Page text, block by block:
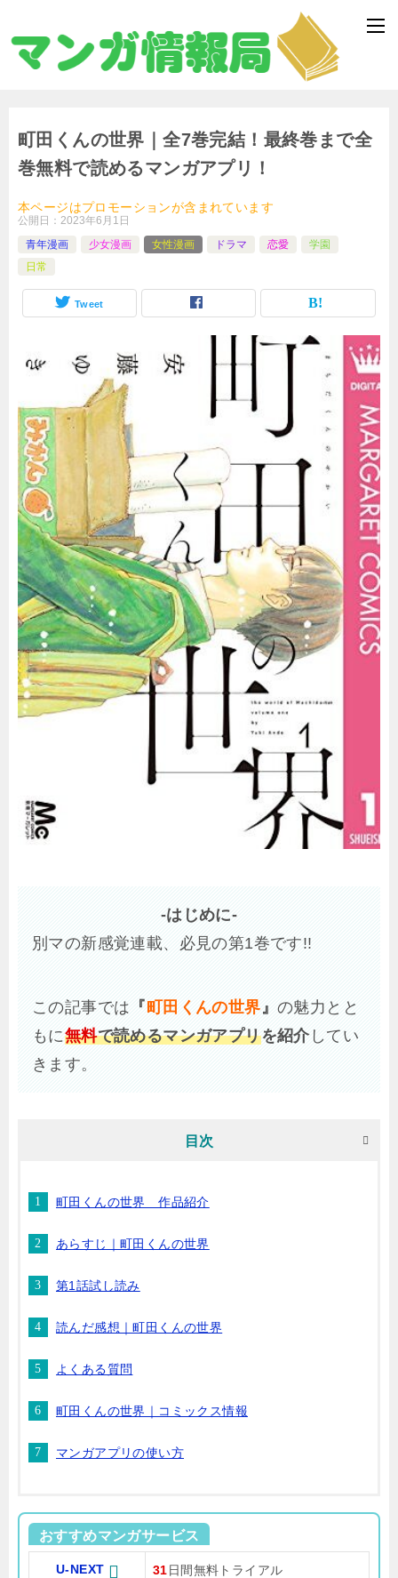
町田くんの世界｜全7巻完結！最終巻まで全
巻無料で読めるマンガアプリ！
本ページはプロモーションが含まれています
公開日： 2023年6月1日
青年漫画
少女漫画 女性漫画 ドラマ 恋愛
学園
日常
Tweet
-はじめに-
別マの新感覚連載、必見の第1巻です!!
この記事では 『 町田くんの世界』の魅力とと
もに無料で読めるマンガアプリを紹介してい
きます。
目次
町田くんの世界 作品紹介
あらすじ｜町田くんの世界
第1話試し読み
読んだ感想｜町田くんの世界
よくある質問
町田くんの世界｜コミックス情報
マンガアプリの使い方
おすすめマンガサービス
U-NEXT 31 日間無料トライアル